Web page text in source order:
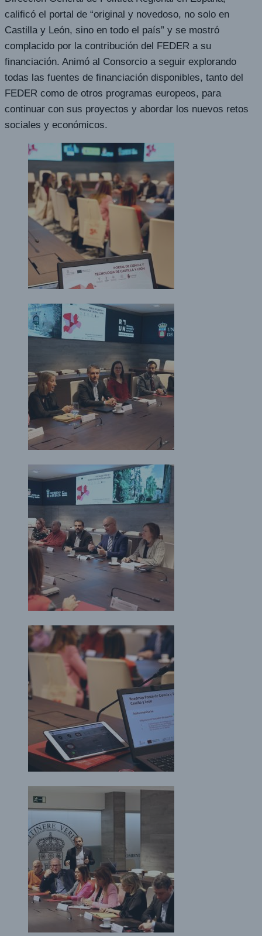
calificó el portal de “original y novedoso, no solo en
Castilla y León, sino en todo el país” y se mostró
complacido por la contribución del FEDER a su
financiación. Animó al Consorcio a seguir explorando
todas las fuentes de financiación disponibles, tanto del
FEDER como de otros programas europeos, para
continuar con sus proyectos y abordar los nuevos retos
sociales y económicos.